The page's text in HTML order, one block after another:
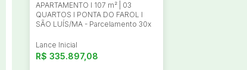
APARTAMENTO I 107 m² | 03
QUARTOS I PONTA DO FAROL I
SÃO LUÍS/MA - Parcelamento 30x
Lance Inicial
R$ 335.897,08